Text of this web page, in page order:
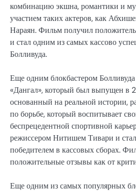
комбинацию экшна, романтики и
участием таких актеров, как
Нараян. Фильм получил
и стал одним из самых кассово
Болливуда.
Еще одним блокбастером
«Дангал», который был выпущен в
основанный на реальной истории,
по борьбе, который воспитывает
беспрецедентной спортивной
режиссером Нитишем Тивари и
победителем в кассовых сборах.
положительные отзывы как от
Еще одним из самых популярных